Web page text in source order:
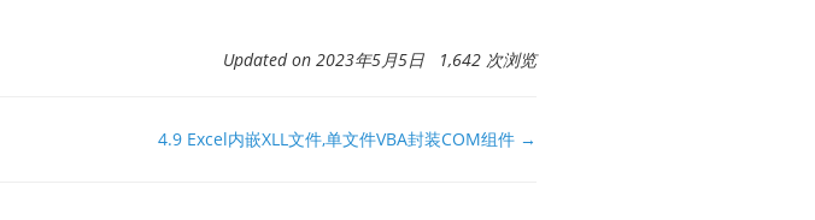
Updated on 2023年5月5日 1,642 次浏览
4.9 Excel内嵌XLL文件,单文件VBA封装COM组件 →